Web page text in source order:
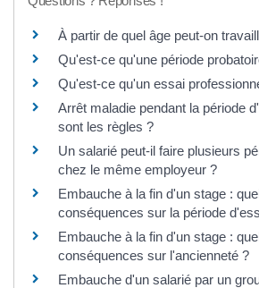
À partir de quel âge peut-on
Qu'est-ce qu'une période
Qu'est-ce qu'un essai
Arrêt maladie pendant la période
sont les règles ?
Un salarié peut-il faire plusieurs
chez le même employeur ?
Embauche à la fin d'un stage :
conséquences sur la période
Embauche à la fin d'un stage :
conséquences sur l'ancienneté ?
Embauche d'un salarié par un